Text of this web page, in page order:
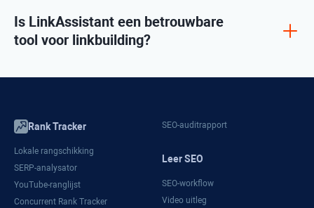
Is LinkAssistant een betrouwbare
tool voor linkbuilding?
Rank Tracker
Lokale rangschikking
SERP-analysator
YouTube-ranglijst
Concurrent Rank Tracker
SEO-auditrapport
Leer SEO
SEO-workflow
Video uitleg